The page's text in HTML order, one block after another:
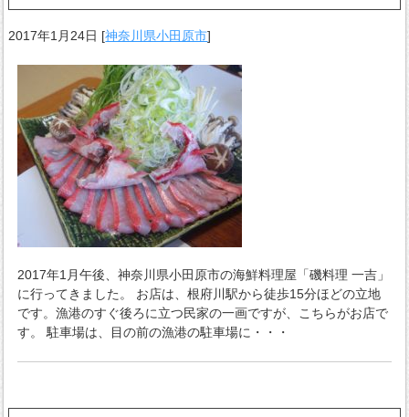
2017年1月24日 [神奈川県小田原市]
2017年1月午後、神奈川県小田原市の海鮮料理屋「磯料理 一吉」
に行ってきました。 お店は、根府川駅から徒歩15分ほどの立地
です。漁港のすぐ後ろに立つ民家の一画ですが、こちらがお店で
す。 駐車場は、目の前の漁港の駐車場に・・・